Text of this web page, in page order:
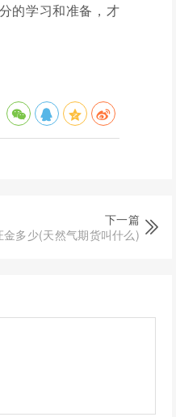
的学习和准备，才
下一篇
金多少(天然气期货叫什么)